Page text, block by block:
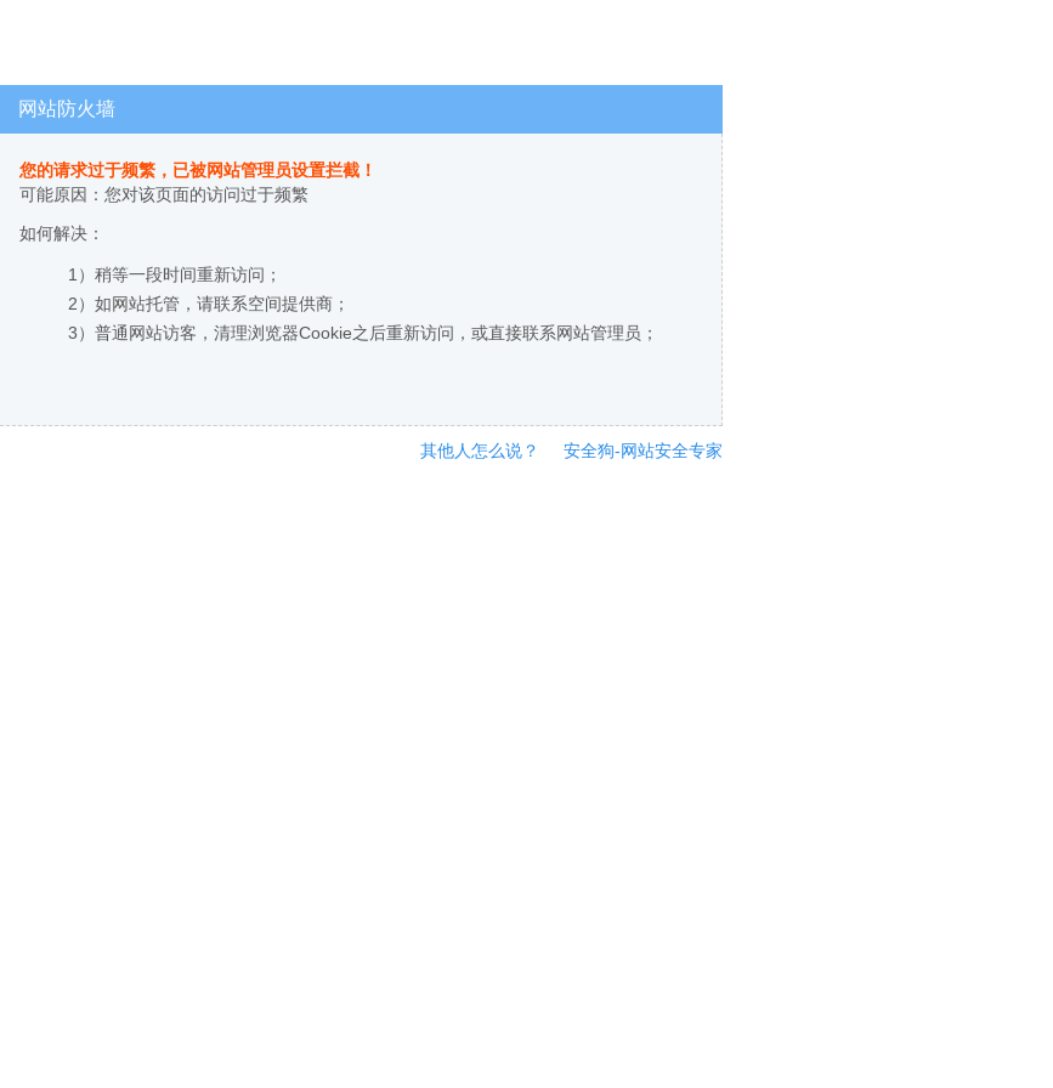
网站防火墙
您的请求过于频繁，已被网站管理员设置拦截！
可能原因：您对该页面的访问过于频繁
如何解决：
1）稍等一段时间重新访问；
2）如网站托管，请联系空间提供商；
3）普通网站访客，清理浏览器Cookie之后重新访问，或直接联系网站管理员；
其他人怎么说？ 安全狗-网站安全专家